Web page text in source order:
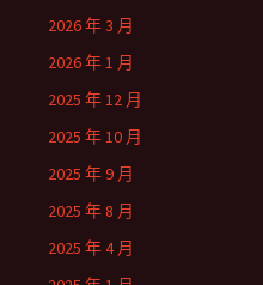
2026 年 3 月
2026 年 1 月
2025 年 12 月
2025 年 10 月
2025 年 9 月
2025 年 8 月
2025 年 4 月